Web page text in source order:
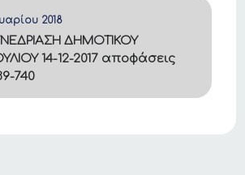
2018
ΔΗΜΟΤΙΚΟΥ
14-12-2017 αποφάσεις
740